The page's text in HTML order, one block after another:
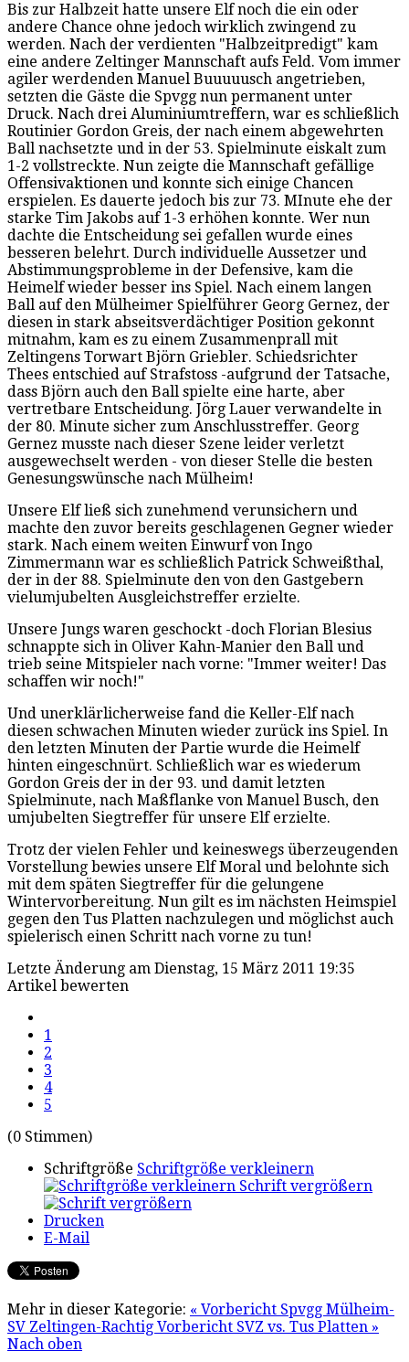
Bis zur Halbzeit hatte unsere Elf noch die ein oder
andere Chance ohne jedoch wirklich zwingend zu
werden. Nach der verdienten "Halbzeitpredigt" kam
eine andere Zeltinger Mannschaft aufs Feld. Vom immer
agiler werdenden Manuel Buuuuusch angetrieben,
setzten die Gäste die Spvgg nun permanent unter
Druck. Nach drei Aluminiumtreffern, war es schließlich
Routinier Gordon Greis, der nach einem abgewehrten
Ball nachsetzte und in der 53. Spielminute eiskalt zum
1-2 vollstreckte. Nun zeigte die Mannschaft gefällige
Offensivaktionen und konnte sich einige Chancen
erspielen. Es dauerte jedoch bis zur 73. MInute ehe der
starke Tim Jakobs auf 1-3 erhöhen konnte. Wer nun
dachte die Entscheidung sei gefallen wurde eines
besseren belehrt. Durch individuelle Aussetzer und
Abstimmungsprobleme in der Defensive, kam die
Heimelf wieder besser ins Spiel. Nach einem langen
Ball auf den Mülheimer Spielführer Georg Gernez, der
diesen in stark abseitsverdächtiger Position gekonnt
mitnahm, kam es zu einem Zusammenprall mit
Zeltingens Torwart Björn Griebler. Schiedsrichter
Thees entschied auf Strafstoss -aufgrund der Tatsache,
dass Björn auch den Ball spielte eine harte, aber
vertretbare Entscheidung. Jörg Lauer verwandelte in
der 80. Minute sicher zum Anschlusstreffer. Georg
Gernez musste nach dieser Szene leider verletzt
ausgewechselt werden - von dieser Stelle die besten
Genesungswünsche nach Mülheim!
Unsere Elf ließ sich zunehmend verunsichern und
machte den zuvor bereits geschlagenen Gegner wieder
stark. Nach einem weiten Einwurf von Ingo
Zimmermann war es schließlich Patrick Schweißthal,
der in der 88. Spielminute den von den Gastgebern
vielumjubelten Ausgleichstreffer erzielte.
Unsere Jungs waren geschockt -doch Florian Blesius
schnappte sich in Oliver Kahn-Manier den Ball und
trieb seine Mitspieler nach vorne: "Immer weiter! Das
schaffen wir noch!"
Und unerklärlicherweise fand die Keller-Elf nach
diesen schwachen Minuten wieder zurück ins Spiel. In
den letzten Minuten der Partie wurde die Heimelf
hinten eingeschnürt. Schließlich war es wiederum
Gordon Greis der in der 93. und damit letzten
Spielminute, nach Maßflanke von Manuel Busch, den
umjubelten Siegtreffer für unsere Elf erzielte.
Trotz der vielen Fehler und keineswegs überzeugenden
Vorstellung bewies unsere Elf Moral und belohnte sich
mit dem späten Siegtreffer für die gelungene
Wintervorbereitung. Nun gilt es im nächsten Heimspiel
gegen den Tus Platten nachzulegen und möglichst auch
spielerisch einen Schritt nach vorne zu tun!
Letzte Änderung am Dienstag, 15 März 2011 19:35
Artikel bewerten
1
2
3
4
5
(0 Stimmen)
Schriftgröße Schriftgröße verkleinern
Schrift vergrößern
Drucken
E-Mail
Mehr in dieser Kategorie: « Vorbericht Spvgg Mülheim-
SV Zeltingen-Rachtig Vorbericht SVZ vs. Tus Platten »
Nach oben